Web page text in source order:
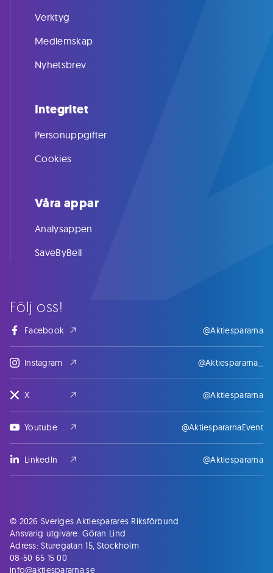
Följ oss!
Facebook @Aktiespararna
Instagram @Aktiespararna_
X @Aktiespararna
Youtube @AktiespararnaEvent
LinkedIn @Aktiespararna
Verktyg
Medlemskap
Nyhetsbrev
Integritet
Personuppgifter
Cookies
Våra appar
Analysappen
SaveByBell
© 2026 Sveriges Aktiesparares Riksförbund
Ansvarig utgivare: Göran Lind
Adress: Sturegatan 15, Stockholm
08-50 65 15 00
info@aktiespararna.se